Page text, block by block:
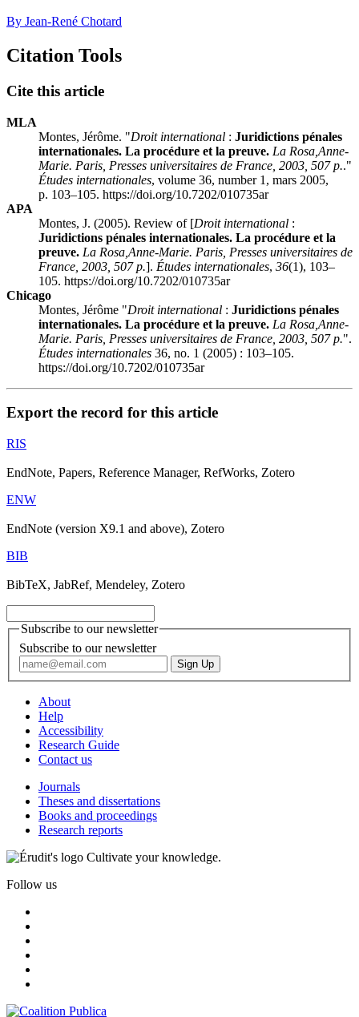
By Jean-René Chotard
Citation Tools
Cite this article
MLA
Montes, Jérôme. "Droit international : Juridictions pénales
internationales. La procédure et la preuve. La Rosa, Anne-
Marie. Paris, Presses universitaires de France, 2003, 507 p.."
Études internationales, volume 36, number 1, mars 2005,
p. 103–105. https://doi.org/10.7202/010735ar
APA
Montes, J. (2005). Review of [Droit international :
Juridictions pénales internationales. La procédure et la
preuve. La Rosa, Anne-Marie. Paris, Presses universitaires de
France, 2003, 507 p.]. Études internationales, 36(1), 103–
105. https://doi.org/10.7202/010735ar
Chicago
Montes, Jérôme "Droit international : Juridictions pénales
internationales. La procédure et la preuve. La Rosa, Anne-
Marie. Paris, Presses universitaires de France, 2003, 507 p.".
Études internationales 36, no. 1 (2005) : 103–105.
https://doi.org/10.7202/010735ar
Export the record for this article
RIS
EndNote, Papers, Reference Manager, RefWorks, Zotero
ENW
EndNote (version X9.1 and above), Zotero
BIB
BibTeX, JabRef, Mendeley, Zotero
Subscribe to our newsletter
Subscribe to our newsletter
About
Help
Accessibility
Research Guide
Contact us
Journals
Theses and dissertations
Books and proceedings
Research reports
Cultivate your knowledge.
Follow us